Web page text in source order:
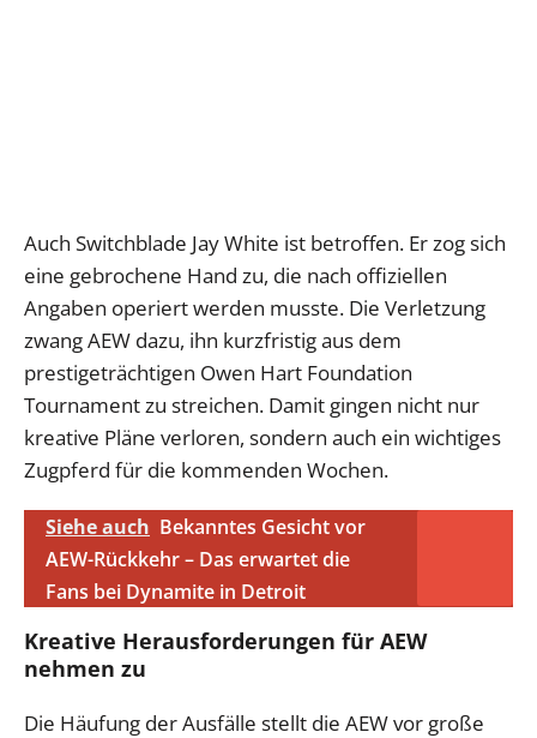
Auch Switchblade Jay White ist betroffen. Er zog sich
eine gebrochene Hand zu, die nach offiziellen
Angaben operiert werden musste. Die Verletzung
zwang AEW dazu, ihn kurzfristig aus dem
prestigeträchtigen Owen Hart Foundation
Tournament zu streichen. Damit gingen nicht nur
kreative Pläne verloren, sondern auch ein wichtiges
Zugpferd für die kommenden Wochen.
Siehe auch Bekanntes Gesicht vor
AEW-Rückkehr – Das erwartet die
Fans bei Dynamite in Detroit
Kreative Herausforderungen für AEW
nehmen zu
Die Häufung der Ausfälle stellt die AEW vor große